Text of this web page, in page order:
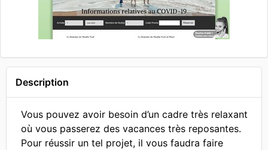
Description
Vous pouvez avoir besoin d’un cadre très relaxant
où vous passerez des vacances très reposantes.
Pour réussir un tel projet, il vous faudra faire